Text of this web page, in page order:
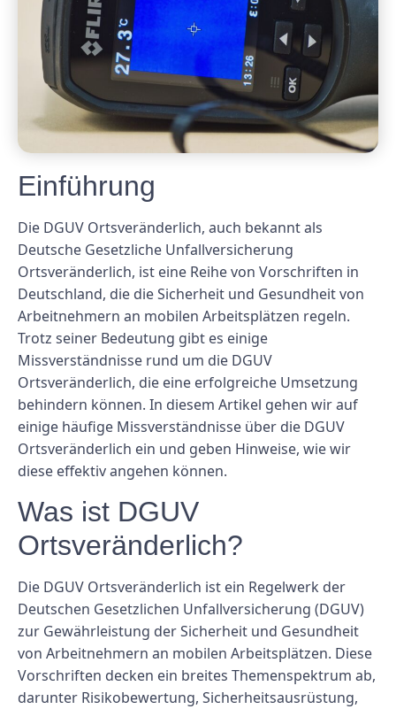
Einführung
Die DGUV Ortsveränderlich, auch bekannt als
Deutsche Gesetzliche Unfallversicherung
Ortsveränderlich, ist eine Reihe von Vorschriften in
Deutschland, die die Sicherheit und Gesundheit von
Arbeitnehmern an mobilen Arbeitsplätzen regeln.
Trotz seiner Bedeutung gibt es einige
Missverständnisse rund um die DGUV
Ortsveränderlich, die eine erfolgreiche Umsetzung
behindern können. In diesem Artikel gehen wir auf
einige häufige Missverständnisse über die DGUV
Ortsveränderlich ein und geben Hinweise, wie wir
diese effektiv angehen können.
Was ist DGUV
Ortsveränderlich?
Die DGUV Ortsveränderlich ist ein Regelwerk der
Deutschen Gesetzlichen Unfallversicherung (DGUV)
zur Gewährleistung der Sicherheit und Gesundheit
von Arbeitnehmern an mobilen Arbeitsplätzen. Diese
Vorschriften decken ein breites Themenspektrum ab,
darunter Risikobewertung, Sicherheitsausrüstung,